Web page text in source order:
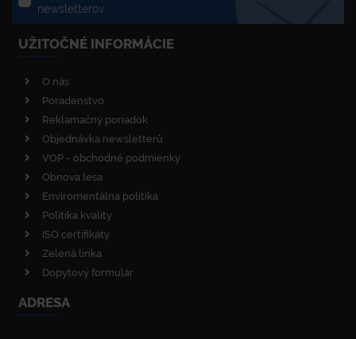
newsletterov
UŽITOČNÉ INFORMÁCIE
O nás
Poradenstvo
Reklamačný poriadok
Objednávka newsletterů
VOP - obchodné podmienky
Obnova lesa
Enviromentálna politika
Politika kvality
ISO certifikáty
Zelená linka
Dopytový formulár
ADRESA